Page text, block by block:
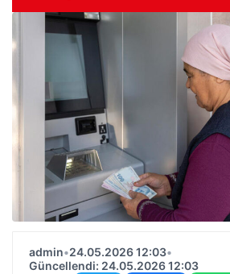
admin•24.05.2026 12:03•
Güncellendi: 24.05.2026 12:03